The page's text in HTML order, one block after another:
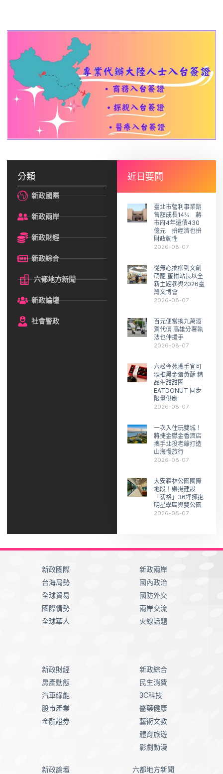
分類
新政國際
新政兩岸
新政財經
新政綜合
六都地方新聞
新政論壇
社會警政
近日要聞
臺北市營利事業銷
售額成長14% 蔣
市府4年還債430
億元 拚經濟也拚
財政韌性
2026-08-07
從無心插柳到文創
萌寵 蜜柑站長以全
新主題參與2026臺
灣文博會
2026-08-07
百元便當換九萬酒
駕代價 高雄分署執
法也伸援手
2026-08-07
六松今苑攜手宜可
頌推黑金蛋黃酥 精
品生甜甜圈
EATDONUT 同步
限量供應
2026-08-07
一次入住玩雙城！
將捷金鬱金香酒店
攜手北投老爺打造
山海慢旅行
2026-08-07
大安森林公園國際
地段！樂揚建設
「翡格」36坪擁抱
明星學區與雙公園
2026-08-07
新政國際
台海局勢
全球貿易
國際情勢
全球華人
新政兩岸
國內政治
國防外交
兩岸交流
火線話題
新政財經
房產動態
汽車綠能
股市產業
金融證券
新政綜合
民生消費
3C科技
醫藥健康
藝術文教
體育旅遊
影劇動漫
新政論壇
六都地方新聞